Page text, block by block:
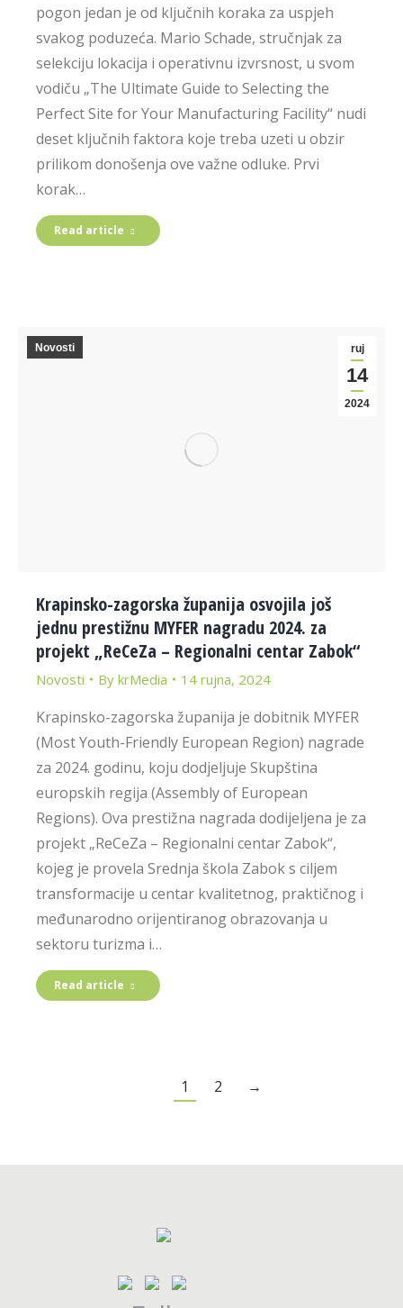
pogon jedan je od ključnih koraka za uspjeh
svakog poduzeća. Mario Schade, stručnjak za
selekciju lokacija i operativnu izvrsnost, u svom
vodiču „The Ultimate Guide to Selecting the
Perfect Site for Your Manufacturing Facility“ nudi
deset ključnih faktora koje treba uzeti u obzir
prilikom donošenja ove važne odluke. Prvi
korak…
Read article
ruj
14
2024
Novosti
Krapinsko-zagorska županija osvojila još
jednu prestižnu MYFER nagradu 2024. za
projekt „ReCeZa – Regionalni centar Zabok“
Novosti By krMedia 14 rujna, 2024
Krapinsko-zagorska županija je dobitnik MYFER
(Most Youth-Friendly European Region) nagrade
za 2024. godinu, koju dodjeljuje Skupština
europskih regija (Assembly of European
Regions). Ova prestižna nagrada dodijeljena je za
projekt „ReCeZa – Regionalni centar Zabok“,
kojeg je provela Srednja škola Zabok s ciljem
transformacije u centar kvalitetnog, praktičnog i
međunarodno orijentiranog obrazovanja u
sektoru turizma i…
Read article
1 2 →